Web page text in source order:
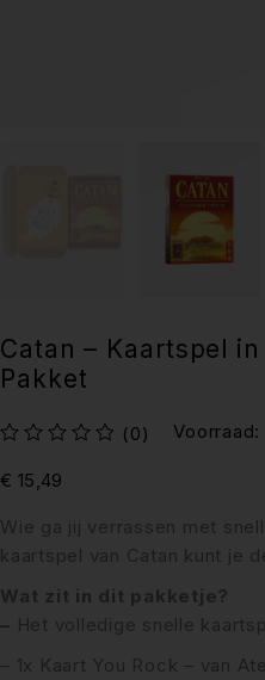
Catan – Kaartspel
Pakket
(0) Voorraad:
Wie ga jij verrassen met
kaartspel van Catan kunt je
Wat zit in dit pakketje?
– Het volledige snelle
– 1x Kaart You Rock – van
€ 15,49